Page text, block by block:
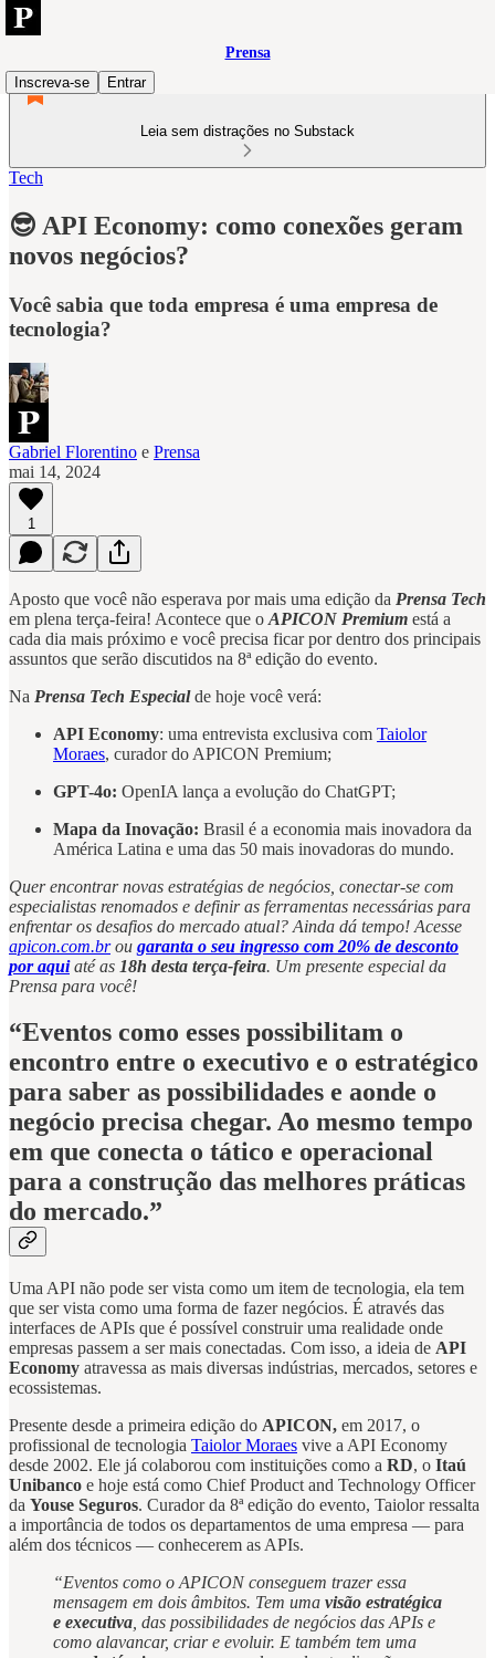
Prensa
Inscreva-se
Entrar
Leia sem distrações no Substack
Tech
😎 API Economy: como conexões geram
novos negócios?
Você sabia que toda empresa é uma empresa de
tecnologia?
Gabriel Florentino e Prensa
mai 14, 2024
1
Aposto que você não esperava por mais uma edição da Prensa Tech
em plena terça-feira! Acontece que o APICON Premium está a
cada dia mais próximo e você precisa ficar por dentro dos principais
assuntos que serão discutidos na 8ª edição do evento.
Na Prensa Tech Especialde hoje você verá:
API Economy: uma entrevista exclusiva com Taiolor
Moraes, curador do APICON Premium;
GPT-4o: OpenIA lança a evolução do ChatGPT;
Mapa da Inovação: Brasil é a economia mais inovadora da
América Latina e uma das 50 mais inovadoras do mundo.
Quer encontrar novas estratégias de negócios, conectar-se com
especialistas renomados e definir as ferramentas necessárias para
enfrentar os desafios do mercado atual? Ainda dá tempo! Acesse
apicon.com.brou garanta o seu ingresso com 20% de desconto
por aquiaté as 18h desta terça-feira. Um presente especial da
Prensa para você!
“Eventos como esses possibilitam o
encontro entre o executivo e o estratégico
para saber as possibilidades e aonde o
negócio precisa chegar. Ao mesmo tempo
em que conecta o tático e operacional
para a construção das melhores práticas
do mercado.”
Uma API não pode ser vista como um item de tecnologia, ela tem
que ser vista como uma forma de fazer negócios. É através das
interfaces de APIs que é possível construir uma realidade onde
empresas passem a ser mais conectadas. Com isso, a ideia de API
Economy atravessa as mais diversas indústrias, mercados, setores e
ecossistemas.
Presente desde a primeira edição do APICON, em 2017, o
profissional de tecnologia Taiolor Moraes vive a API Economy
desde 2002. Ele já colaborou com instituições como a RD, o Itaú
Unibanco e hoje está como Chief Product and Technology Officer
da Youse Seguros. Curador da 8ª edição do evento, Taiolor ressalta
a importância de todos os departamentos de uma empresa — para
além dos técnicos — conhecerem as APIs.
“Eventos como o APICON conseguem trazer essa
mensagem em dois âmbitos. Tem uma visão estratégica
e executiva , das possibilidades de negócios das APIs e
como alavancar, criar e evoluir. E também tem uma